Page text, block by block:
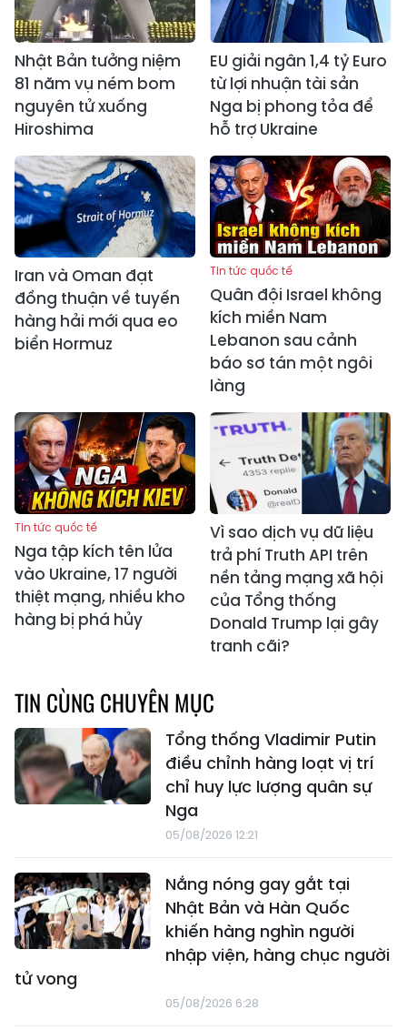
Nhật Bản tưởng niệm
81 năm vụ ném bom
nguyên tử xuống
Hiroshima
EU giải ngân 1,4 tỷ Euro
từ lợi nhuận tài sản
Nga bị phong tỏa để
hỗ trợ Ukraine
Iran và Oman đạt
đồng thuận về tuyến
hàng hải mới qua eo
biển Hormuz
Tin tức quốc tế
Quân đội Israel không
kích miền Nam
Lebanon sau cảnh
báo sơ tán một ngôi
làng
Tin tức quốc tế
Nga tập kích tên lửa
vào Ukraine, 17 người
thiệt mạng, nhiều kho
hàng bị phá hủy
Vì sao dịch vụ dữ liệu
trả phí Truth API trên
nền tảng mạng xã hội
của Tổng thống
Donald Trump lại gây
tranh cãi?
TIN CÙNG CHUYÊN MỤC
Tổng thống Vladimir Putin
điều chỉnh hàng loạt vị trí
chỉ huy lực lượng quân sự
Nga
05/08/2026 12:21
Nắng nóng gay gắt tại
Nhật Bản và Hàn Quốc
khiến hàng nghìn người
nhập viện, hàng chục người
tử vong
05/08/2026 6:28